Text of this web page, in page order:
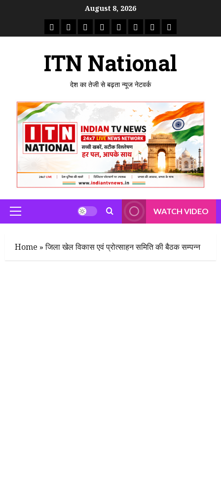
August 8, 2026
राष्ट्रीयताजा
उत्तर
मध्य
राजस्थान
पंजाब गुजरातमहाराष्ट्र
ITN National
देश का तेजी से बढ़ता न्यूज नेटवर्क
Primary
Menu
WATCH VIDEO
Home »जिला खेल विकास एवं प्रोत्साहन समिति की बैठक सम्पन्न